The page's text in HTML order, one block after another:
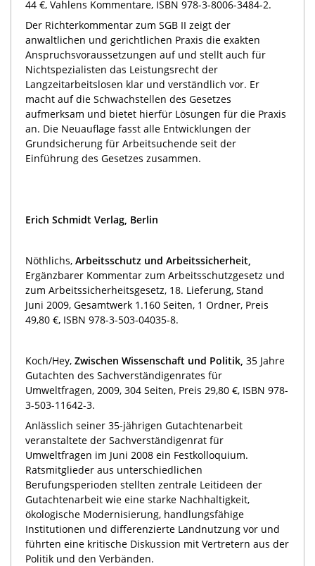
44 €, Vahlens Kommentare, ISBN 978-3-8006-3484-2.
Der Richterkommentar zum SGB II zeigt der
anwaltlichen und gerichtlichen Praxis die exakten
Anspruchsvoraussetzungen auf und stellt auch für
Nichtspezialisten das Leistungsrecht der
Langzeitarbeitslosen klar und verständlich vor. Er
macht auf die Schwachstellen des Gesetzes
aufmerksam und bietet hierfür Lösungen für die Praxis
an. Die Neuauflage fasst alle Entwicklungen der
Grundsicherung für Arbeitsuchende seit der
Einführung des Gesetzes zusammen.
Erich Schmidt Verlag, Berlin
Nöthlichs, Arbeitsschutz und Arbeitssicherheit,
Ergänzbarer Kommentar zum Arbeitsschutzgesetz und
zum Arbeitssicherheitsgesetz, 18. Lieferung, Stand
Juni 2009, Gesamtwerk 1.160 Seiten, 1 Ordner, Preis
49,80 €, ISBN 978-3-503-04035-8.
Koch/Hey, Zwischen Wissenschaft und Politik, 35 Jahre
Gutachten des Sachverständigenrates für
Umweltfragen, 2009, 304 Seiten, Preis 29,80 €, ISBN 978-
3-503-11642-3.
Anlässlich seiner 35-jährigen Gutachtenarbeit
veranstaltete der Sachverständigenrat für
Umweltfragen im Juni 2008 ein Festkolloquium.
Ratsmitglieder aus unterschiedlichen
Berufungsperioden stellten zentrale Leitideen der
Gutachtenarbeit wie eine starke Nachhaltigkeit,
ökologische Modernisierung, handlungsfähige
Institutionen und differenzierte Landnutzung vor und
führten eine kritische Diskussion mit Vertretern aus der
Politik und den Verbänden.